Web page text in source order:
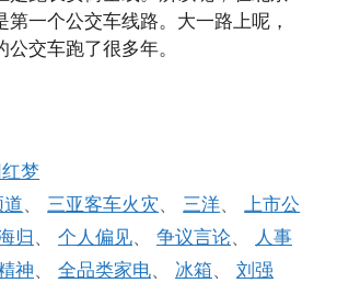
第一个公交车线路。大一路上呢，
交车跑了很多年。
梦
、三亚客车火灾、三洋、上市公
归 、 个人偏见、 争议言论、
人事
神、 全品类家电、 冰箱、 刘强